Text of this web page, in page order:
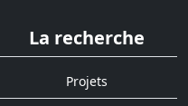
La recherche
Projets